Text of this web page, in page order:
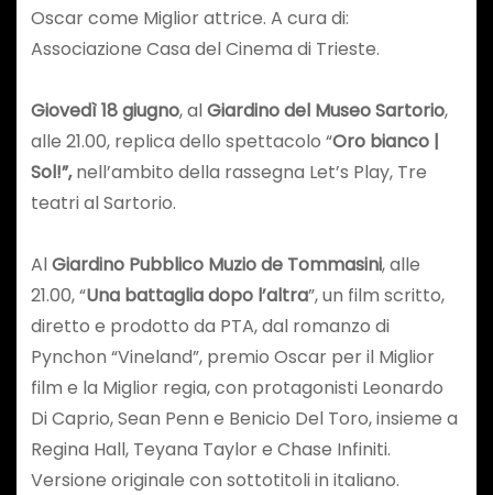
Oscar come Miglior attrice. A cura di:
Associazione Casa del Cinema di Trieste.
Giovedì 18 giugno, alGiardino del Museo Sartorio,
alle 21.00, replica dello spettacolo “Oro bianco |
Sol!”,nell’ambito della rassegna Let’s Play, Tre
teatri al Sartorio.
AlGiardino Pubblico Muzio de Tommasini, alle
21.00, “Una battaglia dopo l’altra”, un film scritto,
diretto e prodotto da PTA, dal romanzo di
Pynchon “Vineland”, premio Oscar per il Miglior
film e la Miglior regia, con protagonisti Leonardo
Di Caprio, Sean Penn e Benicio Del Toro, insieme a
Regina Hall, Teyana Taylor e Chase Infiniti.
Versione originale con sottotitoli in italiano.